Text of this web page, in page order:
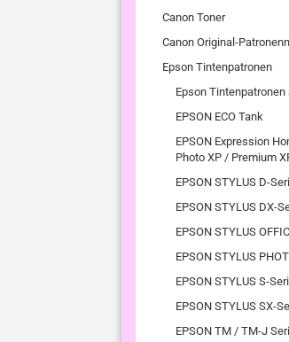
Canon Toner
Canon Original-
Epson Tintenpatronen
Epson Tintenpatronen
EPSON ECO Tank
EPSON Expression
Photo XP / Premium
EPSON STYLUS D-
EPSON STYLUS DX-
EPSON STYLUS
EPSON STYLUS
EPSON STYLUS S-
EPSON STYLUS SX-
EPSON TM / TM-J